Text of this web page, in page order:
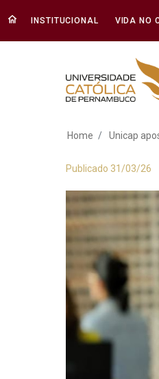
INSTITUCIONAL VIDA NO
Home Unicap
Publicado 31/03/26